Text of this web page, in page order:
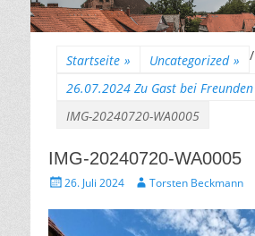
Startseite » Uncategorized »
/
26.07.2024 Zu Gast bei Freunden
IMG-20240720-WA0005
IMG-20240720-WA0005
Gepostet
26. Juli 2024 AutorTorsten Beckmann